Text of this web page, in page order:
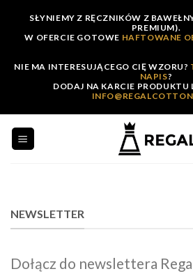
content
SŁYNIEMY Z RĘCZNIKÓW Z
PREMIUM).
W OFERCIE GOTOWE HAFTOWANE
NIE MA INTERESUJĄCEGO CIĘ WZORU?
NAPIS?
DODAJ NA KARCIE PRODUKTU
NEWSLETTER
Dołącz do newslettera